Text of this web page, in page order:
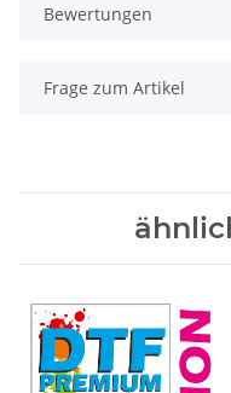
Bewertungen
Frage zum Artikel